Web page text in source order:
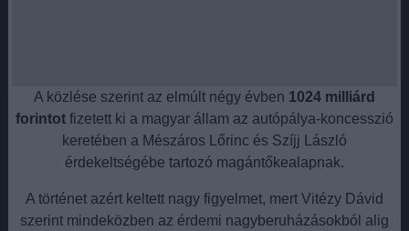
A közlése szerint az elmúlt négy évben 1024 milliárd
forintotfizetett ki a magyar állam az autópálya-koncesszió
keretében a Mészáros Lőrinc és Szíjj László
érdekeltségébe tartozó magántőkealapnak.
A történet azért keltett nagy figyelmet, mert Vitézy Dávid
szerint mindeközben az érdemi nagyberuházásokból alig